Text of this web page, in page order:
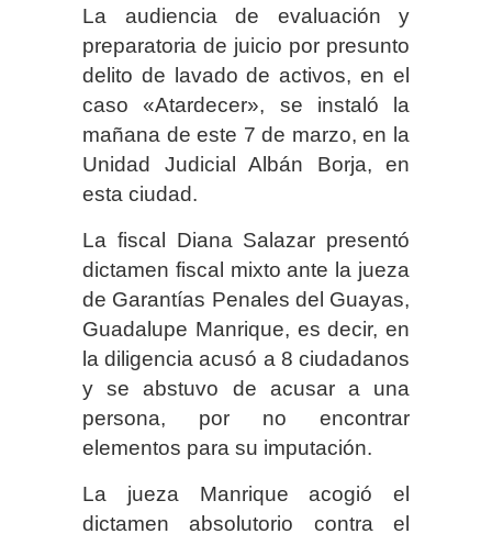
La audiencia de evaluación y
preparatoria de juicio por presunto
delito de lavado de activos, en el
caso «Atardecer», se instaló la
mañana de este 7 de marzo, en la
Unidad Judicial Albán Borja, en
esta ciudad.
La fiscal Diana Salazar presentó
dictamen fiscal mixto ante la jueza
de Garantías Penales del Guayas,
Guadalupe Manrique, es decir, en
la diligencia acusó a 8 ciudadanos
y se abstuvo de acusar a una
persona, por no encontrar
elementos para su imputación.
La jueza Manrique acogió el
dictamen absolutorio contra el